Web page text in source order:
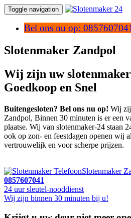
Toggle navigation
Bel ons nu op: 0857607041
Slotenmaker Zandpol
Wij zijn uw
Goedkoop en Snel
Buitengesloten? Bel ons nu op! Wij
Zandpol, Binnen 30 minuten is er een
plaatse. Wij van slotenmaker-24 staan
ook op zon- en feestdagen openen wij
vertrouwelijk en voor scherpe prijzen.
Slotenmaker
0857607041
24 uur sleutel-nooddienst
Wij zijn binnen 30 minuten bij u!